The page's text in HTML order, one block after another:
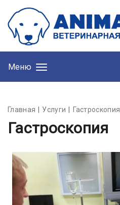
Меню
Главная Услуги Гастроскопия
Гастроскопия